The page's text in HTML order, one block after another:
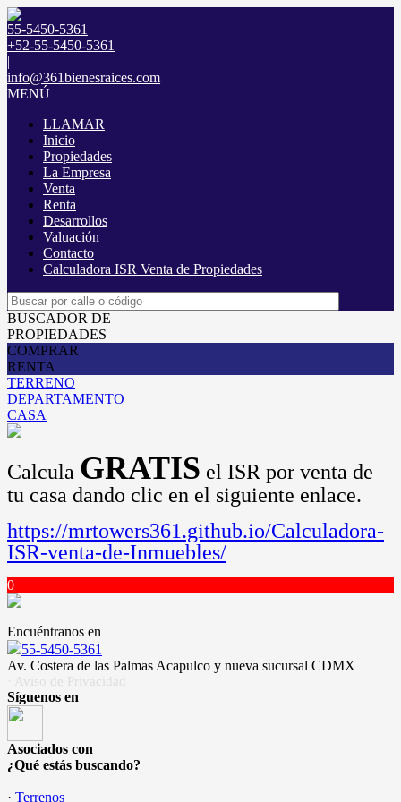
55-5450-5361
+52-55-5450-5361
|
info@361bienesraices.com
MENÚ
LLAMAR
Inicio
Propiedades
La Empresa
Venta
Renta
Desarrollos
Valuación
Contacto
Calculadora ISR Venta de Propiedades
BUSCADOR DE
PROPIEDADES
COMPRAR
RENTA
TERRENO
DEPARTAMENTO
CASA
Calcula GRATIS el ISR por venta de
tu casa dando clic en el siguiente enlace.
https://mrtowers361.github.io/Calculadora-
ISR-venta-de-Inmuebles/
0
Encuéntranos en
55-5450-5361
Av. Costera de las Palmas Acapulco y nueva sucursal CDMX
· Aviso de Privacidad
Síguenos en
Asociados con
¿Qué estás buscando?
· Terrenos